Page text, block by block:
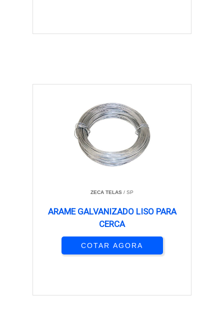
ZECA TELAS / SP
ARAME GALVANIZADO LISO PARA
CERCA
COTAR AGORA